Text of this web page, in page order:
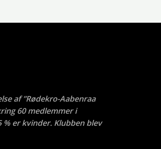
af ”Rødekro-Aabenraa
60 medlemmer i
% er kvinder. Klubben blev